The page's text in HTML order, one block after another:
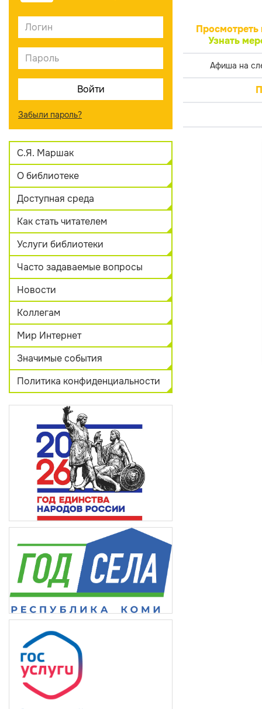
Забыли пароль?
С.Я. Маршак
О библиотеке
Доступная среда
Как стать читателем
Услуги библиотеки
Часто задаваемые вопросы
Новости
Коллегам
Мир Интернет
Значимые события
Политика конфиденциальности
Просмотреть
Узнать
Афиша на